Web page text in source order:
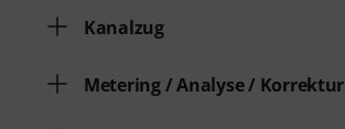
Kanalzug
Metering / Analyse / Korrektur